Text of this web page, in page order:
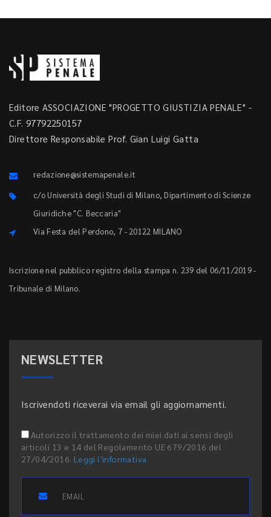
Editore ASSOCIAZIONE "PROGETTO GIUSTIZIA PENALE" -
C.F. 97792250157
Direttore Responsabile Prof. Gian Luigi Gatta
redazione@sistemapenale.it
c/o Università degli Studi di Milano, Dipartimento di Scienze
Giuridiche "C. Beccaria"
Via Festa del Perdono, 7 - 20122 MILANO
Iscrizione nel pubblico registro della stampa n. 239 del 06/11/2019 -
Tribunale di Milano.
NEWSLETTER
Iscrivendoti riceverai via email gli aggiornamenti.
Autorizzo il trattamento dei miei dati ai sensi degli
articoli 13 e 14 del Regolamento UE 679/2016 del
27/04/2016. Leggi l'informativa